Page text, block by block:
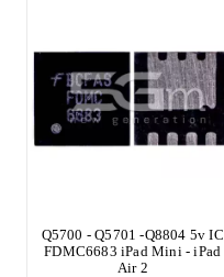
Q5700 - Q5701 -Q8804 5v IC
FDMC6683 iPad Mini - iPad
Air 2